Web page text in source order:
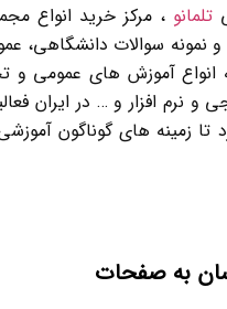
تلمانو ، مرکز خرید انواع
نمونه سوالات دانشگاهی،
انواع آموزش های
و نرم افزار و … در ایران
تا زمینه های گوناگون
به صفحات